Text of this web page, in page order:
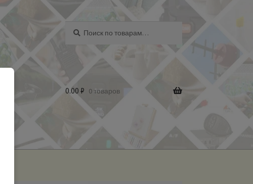
0.00 ₽ 0 товаров